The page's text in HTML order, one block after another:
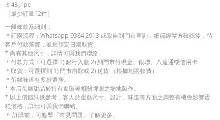
＄48／pc
（最少訂量12件）
一般條款及細則：
＊訂購流程：Whatsapp 9384 2913 或親自到門市查詢，細節經雙方確認後，待
客戶付款落實，並於預定日期取貨。
* 尚有其他尺寸，詳情可與我們聯絡。
＊付款方式：可選擇 1) 銀行入數 2) 到門市付現金、銀聯、八達通或信用卡
＊取貨：可選擇到 1) 門市自取或 2) 送貨 （根據地區收費）
＊蛋糕味道有多款選擇。
* 本店蛋糕甜品於持有食環署相關牌照之場地製作。
* 以上價錢只供參考，客人於蛋糕尺寸、設計、味道等方面之調整有機會影響蛋
糕價格，詳情可與我們聯絡。
＊ 訂購前，可點擊「常見問題」了解更多。